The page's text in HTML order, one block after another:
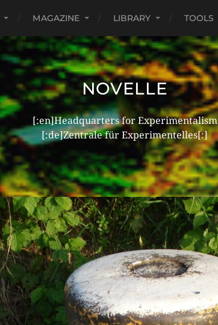
MAGAZINE LIBRARY TOOLS
NOVELLE
[:en]Headquarters for Experimentalism
[:de]Zentrale für Experimentelles[:]